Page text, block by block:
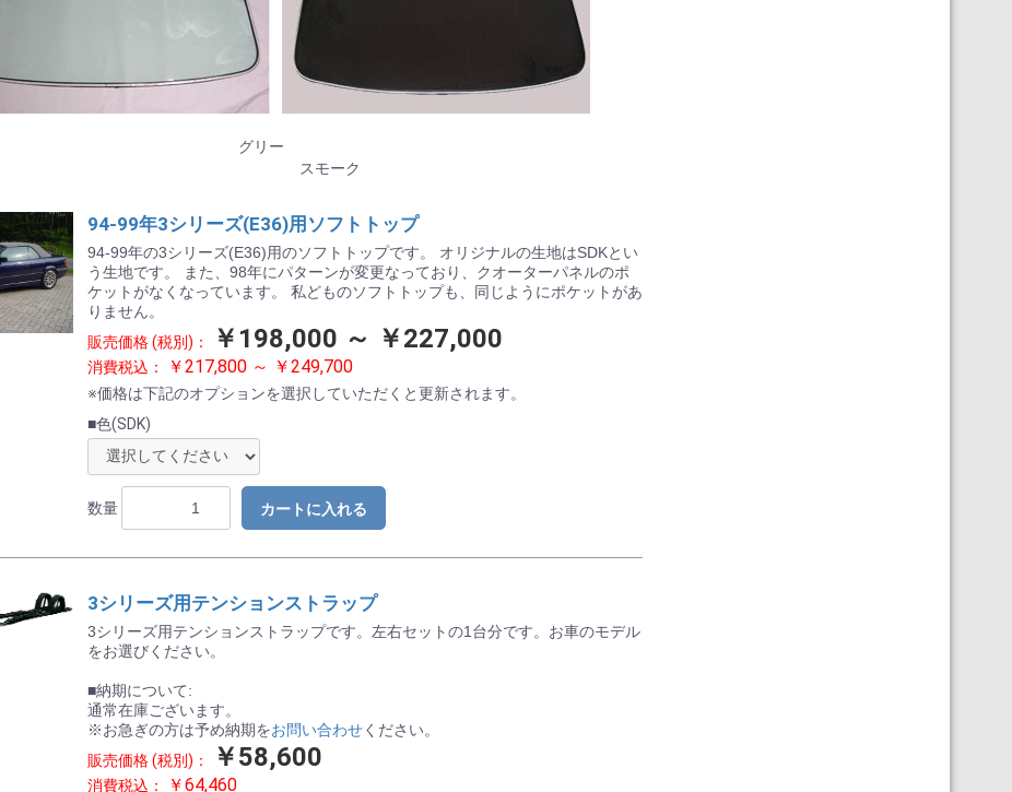
年)
年)
期)
期)
年)
地
生地
ィンド
フィル
リー
スモーク
94-99年3シリーズ(E36)用ソフトトップ
94-99年の3シリーズ(E36)用のソフトトップです。 オリジナルの生地はSDKとい
う生地です。 また、98年にパターンが変更なっており、クオーターパネルのポ
ケットがなくなっています。 私どものソフトトップも、同じようにポケットがあ
りません。
販売価格 (税別)：
￥198,000 ～ ￥227,000
消費税込： ￥217,800 ～ ￥249,700
※価格は下記のオプションを選択していただくと更新されます。
■色(SDK)
数量 カートに入れる
3シリーズ用テンションストラップ
3シリーズ用テンションストラップです。左右セットの1台分です。お車のモデル
をお選びください。
■納期について:
通常在庫ございます。
※お急ぎの方は予め納期をお問い合わせください。
販売価格 (税別)：
￥58,600
消費税込： ￥64,460
お買い物を続ける カートへ進む